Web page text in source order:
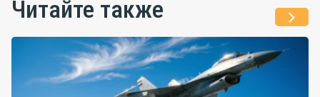
Читайте также